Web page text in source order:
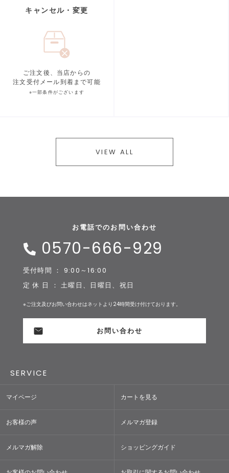
キャンセル・変更
ご注文後、当店からの
注文受付メール到着まで可能
※一部条件がございます
VIEW ALL
お電話でのお問い合わせ
0570-666-929
受付時間 ： 9:00～16:00
定 休 日 ： 土曜日、日曜日、祝日
※ご注文及びお問い合わせはネットより24時間受け付けております。
お問い合わせ
SERVICE
マイページ カートを見る
お客様の声 メルマガ登録
メルマガ解除 ショッピングガイド